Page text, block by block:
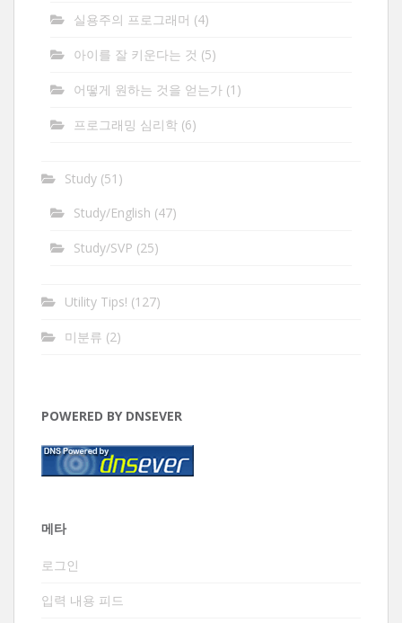
실용주의 프로그래머 (4)
아이를 잘 키운다는 것 (5)
어떻게 원하는 것을 얻는가 (1)
프로그래밍 심리학 (6)
Study (51)
Study/English (47)
Study/SVP (25)
Utility Tips! (127)
미분류 (2)
POWERED BY DNSEVER
메타
로그인
입력 내용 피드